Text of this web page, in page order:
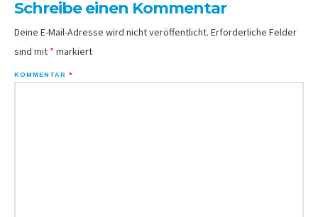
Schreibe einen Kommentar
Deine E-Mail-Adresse wird nicht veröffentlicht. Erforderliche Felder
sind mit * markiert
KOMMENTAR *